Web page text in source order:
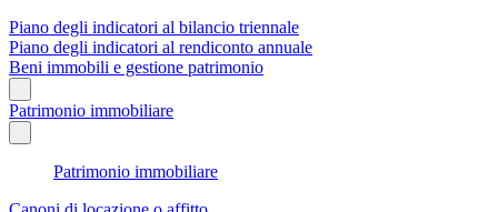
Piano degli indicatori al bilancio triennale
Piano degli indicatori al rendiconto annuale
Beni immobili e gestione patrimonio
Patrimonio immobiliare
Patrimonio immobiliare